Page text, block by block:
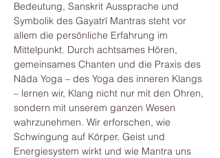
Bedeutung, Sanskrit Aussprache und
Symbolik des Gayatrī Mantras steht vor
allem die persönliche Erfahrung im
Mittelpunkt. Durch achtsames Hören,
gemeinsames Chanten und die Praxis des
Nāda Yoga – des Yoga des inneren Klangs
– lernen wir, Klang nicht nur mit den Ohren,
sondern mit unserem ganzen Wesen
wahrzunehmen. Wir erforschen, wie
Schwingung auf Körper, Geist und
Energiesystem wirkt und wie Mantra uns